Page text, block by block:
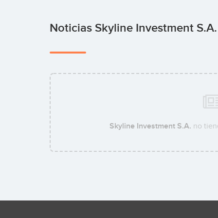
Noticias Skyline Investment S.A.
Skyline Investment S.A. no